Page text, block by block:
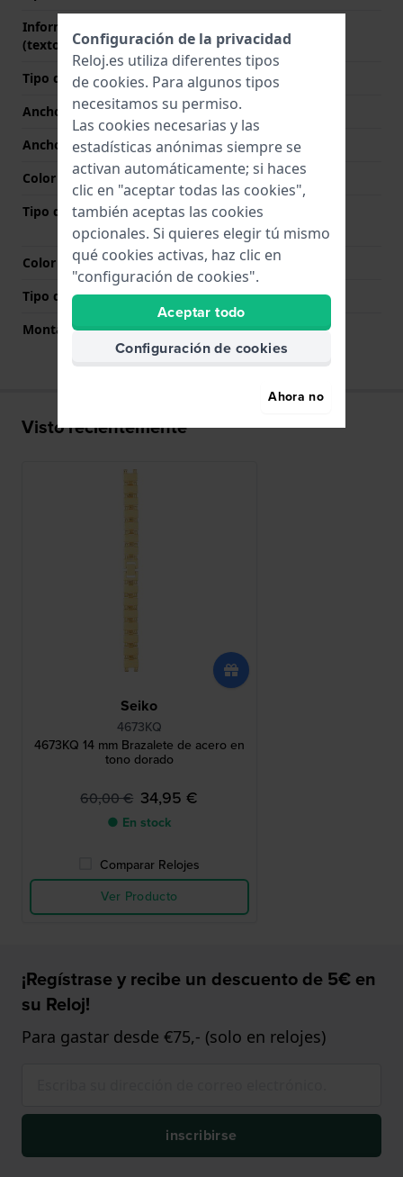
Información adicional
(texto libre)
Tipo de correa
Pulsera de eslabones
Ancho de correa
14 mm
Ancho de las asas
4.5 mm
Color de correa
Oro
Tipo de cierre
Cierre desplegable con
botones pulsadores
Color del cierre
Oro
Tipo de montaje
Pasador y tubo
Montaje Recto
No
Visto recientemente
Seiko
4673KQ
4673KQ 14 mm Brazalete de acero en
tono dorado
60,00 € 34,95 €
● En stock
Comparar Relojes
Ver Producto
¡Regístrase y recibe un descuento de 5€ en
su Reloj!
Para gastar desde €75,- (solo en relojes)
inscribirse
Configuración de la privacidad
Reloj.es utiliza diferentes tipos
de cookies. Para algunos tipos
necesitamos su permiso.
Las cookies necesarias y las
estadísticas anónimas siempre se
activan automáticamente; si haces
clic en "aceptar todas las cookies",
también aceptas las cookies
opcionales. Si quieres elegir tú mismo
qué cookies activas, haz clic en
"configuración de cookies".
Aceptar todo
Configuración de cookies
Ahora no